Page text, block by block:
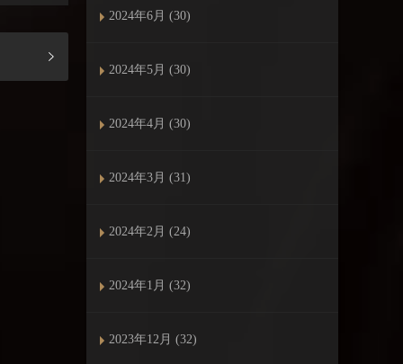
2024年6月 (30)
2024年5月 (30)
2024年4月 (30)
2024年3月 (31)
2024年2月 (24)
2024年1月 (32)
2023年12月 (32)